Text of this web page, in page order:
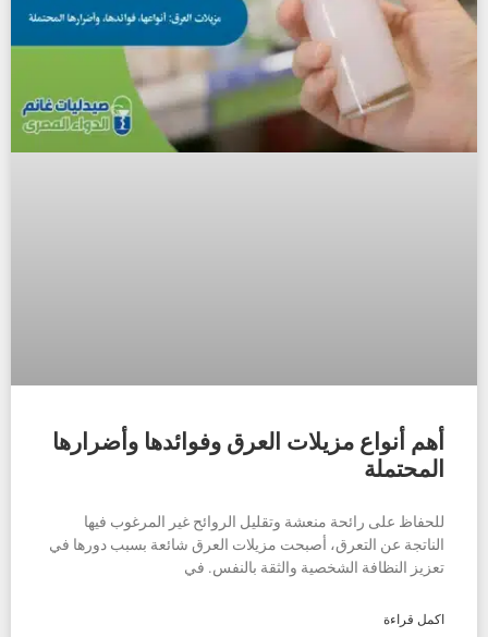
أهم أنواع مزيلات العرق وفوائدها وأضرارها
المحتملة
للحفاظ على رائحة منعشة وتقليل الروائح غير المرغوب فيها
الناتجة عن التعرق، أصبحت مزيلات العرق شائعة بسبب دورها في
تعزيز النظافة الشخصية والثقة بالنفس. في
اكمل قراءة